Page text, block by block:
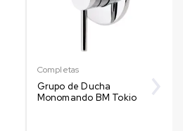
Completas
Grupo de Ducha
Monomando BM Tokio